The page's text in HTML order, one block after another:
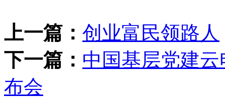
上一篇： 创业富民领路人
下一篇： 中国基层党建
布会